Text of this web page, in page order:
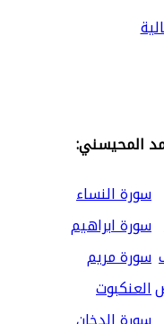
المحيسني:
سورة النساء
سورة ابراهيم
سورة مريم
العنكبوت